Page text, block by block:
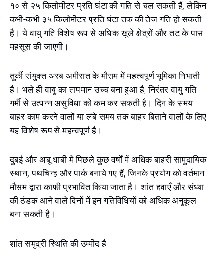
१० से २५ किलोमीटर प्रति घंटा की गति से चल सकती हैं, लेकिन
कभी-कभी ३५ किलोमीटर प्रति घंटा तक की तेज गति हो सकती
है। ये वायु गति विशेष रूप से अधिक खुले क्षेत्रों और तट के पास
महसूस की जाएगी।
तुर्की संयुक्त अरब अमीरात के मौसम में महत्वपूर्ण भूमिका निभाती
है। भले ही वायु का तापमान उच्च बना हुआ है, निरंतर वायु गति
गर्मी से उत्पन्न असुविधा को कम कर सकती है। दिन के समय
बाहर काम करने वालों या लंबे समय तक बाहर बिताने वालों के लिए
यह विशेष रूप से महत्वपूर्ण है।
दुबई और अबू धाबी में पिछले कुछ वर्षों में अधिक बाहरी सामुदायिक
स्थान, पथचिन्ह और पार्क बनाये गए हैं, जिनके प्रयोग को वर्तमान
मौसम द्वारा काफी प्रभावित किया जाता है। शांत हवाएँ और संध्या
की ठंडक आने वाले दिनों में इन गतिविधियों को अधिक अनुकूल
बना सकती है।
शांत समुद्री स्थिति की उम्मीद है